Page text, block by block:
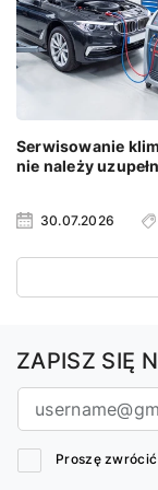
Serwisowanie
nie należy
30.07.2026
ZAPISZ SIĘ
Proszę